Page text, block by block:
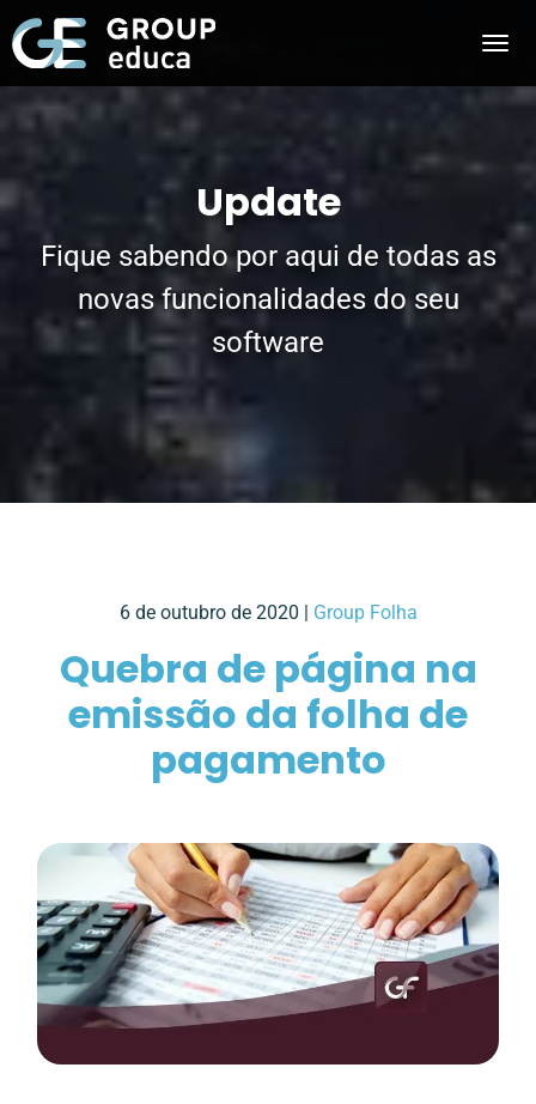
Update
Fique sabendo por aqui de todas as
novas funcionalidades do seu
software
6 de outubro de 2020 | Group Folha
Quebra de página na
emissão da folha de
pagamento